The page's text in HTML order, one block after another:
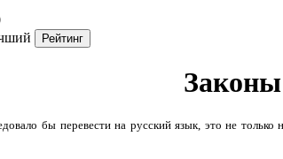
бы перевести на русский язык, это не